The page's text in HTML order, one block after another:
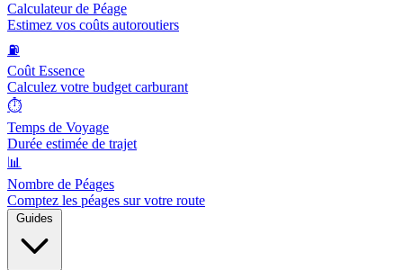
Calculateur de Péage
Estimez vos coûts autoroutiers
⛽
Coût Essence
Calculez votre budget carburant
⏱️
Temps de Voyage
Durée estimée de trajet
📊
Nombre de Péages
Comptez les péages sur votre route
Guides